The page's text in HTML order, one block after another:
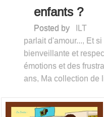
enfants ?
Posted by ILT
parlait d'amour..., Et
bienveillante et
émotions et des
ans, Ma collection de